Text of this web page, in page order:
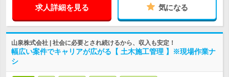
求人詳細を見る 気になる
山泉株式会社 | 社会に必要とされ続けるから、収入も安定！
幅広い案件でキャリアが広がる【 土木施工管理 】※現場作業ナ
シ